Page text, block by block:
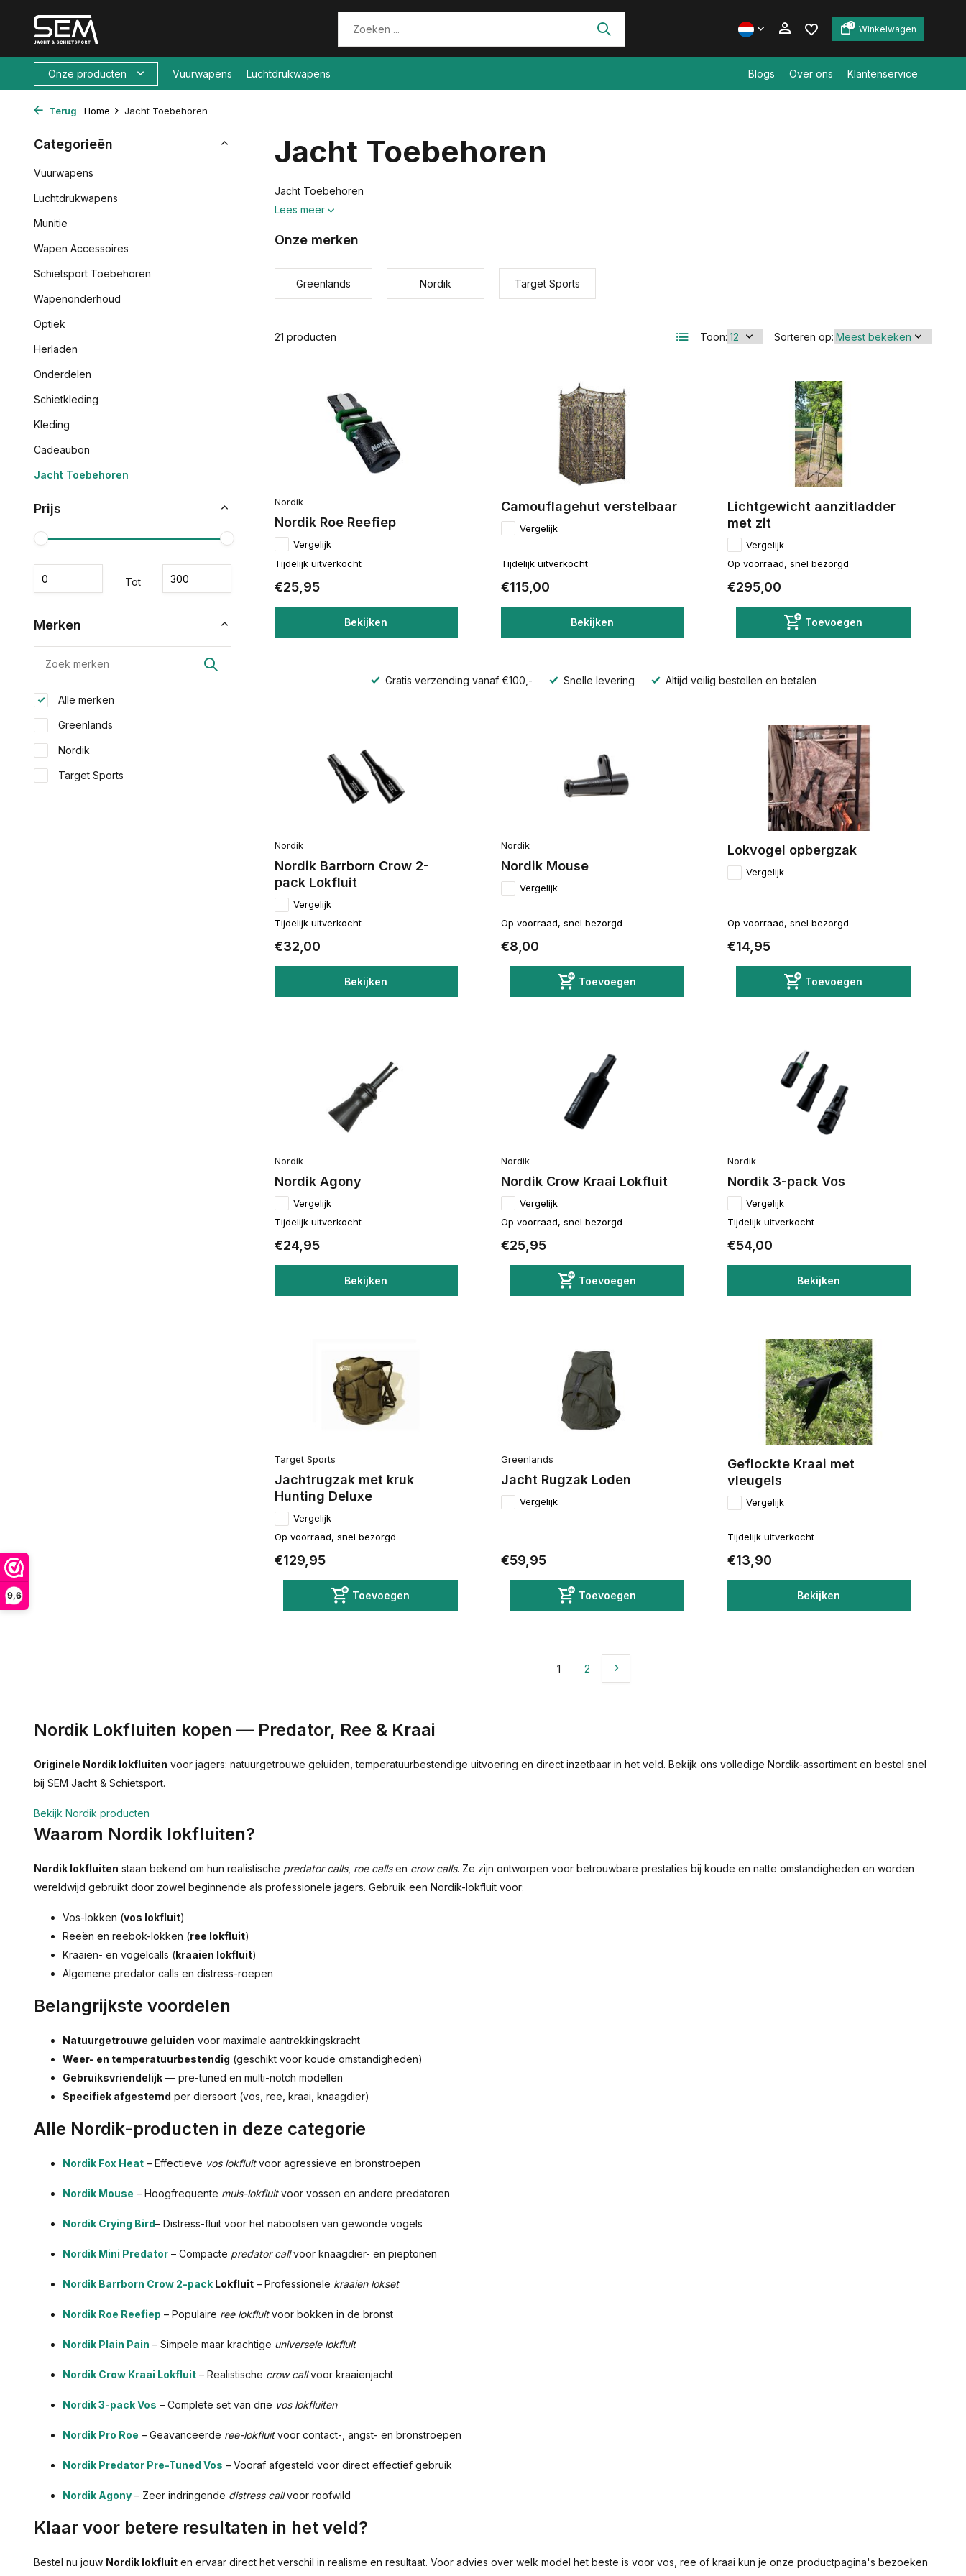
9,6
0 Winkelwagen
Onze producten Vuurwapens Luchtdrukwapens Blogs Over ons Klantenservice
Terug Home Jacht Toebehoren
Categorieën
Vuurwapens
Luchtdrukwapens
Munitie
Wapen Accessoires
Schietsport Toebehoren
Wapenonderhoud
Optiek
Herladen
Onderdelen
Schietkleding
Kleding
Cadeaubon
Jacht Toebehoren
Prijs
Tot
Merken
Alle merken
Greenlands
Nordik
Target Sports
Jacht Toebehoren
Jacht Toebehoren
Lees meer
Onze merken
Greenlands Nordik Target Sports
21 producten Toon: Sorteren op:
Nordik
Nordik Roe Reefiep
Vergelijk
Tijdelijk uitverkocht
€25,95
Bekijken
Camouflagehut verstelbaar
Vergelijk
Tijdelijk uitverkocht
€115,00
Bekijken
Lichtgewicht aanzitladder
met zit
Vergelijk
Op voorraad, snel bezorgd
€295,00
Toevoegen
Gratis verzending vanaf €100,- Snelle levering Altijd veilig bestellen en betalen
Nordik
Nordik Barrborn Crow 2-
pack Lokfluit
Vergelijk
Tijdelijk uitverkocht
€32,00
Bekijken
Nordik
Nordik Mouse
Vergelijk
Op voorraad, snel bezorgd
€8,00
Toevoegen
Lokvogel opbergzak
Vergelijk
Op voorraad, snel bezorgd
€14,95
Toevoegen
Nordik
Nordik Agony
Vergelijk
Tijdelijk uitverkocht
€24,95
Bekijken
Nordik
Nordik Crow Kraai Lokfluit
Vergelijk
Op voorraad, snel bezorgd
€25,95
Toevoegen
Nordik
Nordik 3-pack Vos
Vergelijk
Tijdelijk uitverkocht
€54,00
Bekijken
Target Sports
Jachtrugzak met kruk
Hunting Deluxe
Vergelijk
Op voorraad, snel bezorgd
€129,95
Toevoegen
Greenlands
Jacht Rugzak Loden
Vergelijk
€59,95
Toevoegen
Geflockte Kraai met
vleugels
Vergelijk
Tijdelijk uitverkocht
€13,90
Bekijken
1 2
Nordik Lokfluiten kopen — Predator, Ree & Kraai
Originele Nordik lokfluiten voor jagers: natuurgetrouwe geluiden, temperatuurbestendige uitvoering en direct inzetbaar in het veld. Bekijk ons volledige Nordik-assortiment en bestel snel
bij SEM Jacht & Schietsport.
Bekijk Nordik producten
Waarom Nordik lokfluiten?
Nordik lokfluiten staan bekend om hun realistische predator calls, roe callsen crow calls. Ze zijn ontworpen voor betrouwbare prestaties bij koude en natte omstandigheden en worden
wereldwijd gebruikt door zowel beginnende als professionele jagers. Gebruik een Nordik-lokfluit voor:
Vos-lokken (vos lokfluit)
Reeën en reebok-lokken (ree lokfluit)
Kraaien- en vogelcalls (kraaien lokfluit)
Algemene predator calls en distress-roepen
Belangrijkste voordelen
Natuurgetrouwe geluiden voor maximale aantrekkingskracht
Weer- en temperatuurbestendig (geschikt voor koude omstandigheden)
Gebruiksvriendelijk — pre-tuned en multi-notch modellen
Specifiek afgestemd per diersoort (vos, ree, kraai, knaagdier)
Alle Nordik-producten in deze categorie
Nordik Fox Heat – Effectieve vos lokfluitvoor agressieve en bronstroepen
Nordik Mouse – Hoogfrequente muis-lokfluitvoor vossen en andere predatoren
Nordik Crying Bird– Distress-fluit voor het nabootsen van gewonde vogels
Nordik Mini Predator – Compacte predator callvoor knaagdier- en pieptonen
Nordik Barrborn Crow 2-pack Lokfluit – Professionele kraaien lokset
Nordik Roe Reefiep – Populaire ree lokfluitvoor bokken in de bronst
Nordik Plain Pain – Simpele maar krachtige universele lokfluit
Nordik Crow Kraai Lokfluit – Realistische crow callvoor kraaienjacht
Nordik 3-pack Vos – Complete set van drie vos lokfluiten
Nordik Pro Roe – Geavanceerde ree-lokfluitvoor contact-, angst- en bronstroepen
Nordik Predator Pre-Tuned Vos – Vooraf afgesteld voor direct effectief gebruik
Nordik Agony – Zeer indringende distress callvoor roofwild
Klaar voor betere resultaten in het veld?
Bestel nu jouw Nordik lokfluit en ervaar direct het verschil in realisme en resultaat. Voor advies over welk model het beste is voor vos, ree of kraai kun je onze productpagina's bezoeken